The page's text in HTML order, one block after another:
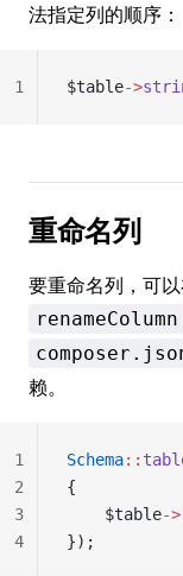
法指定列的顺序：
$table->
1
重命名列
要重命名列，可
renameColumn
赖。
Schema::
{
	$table
->
});
1
2
3
4